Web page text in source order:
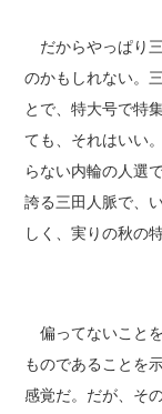
だからやっぱり
のかもしれない。
とで、特大号で特
ても、それはいい
らない内輪の人選
誇る三田人脈で、
しく、実りの秋の
偏ってないこと
ものであることを
感覚だ。だが、そ